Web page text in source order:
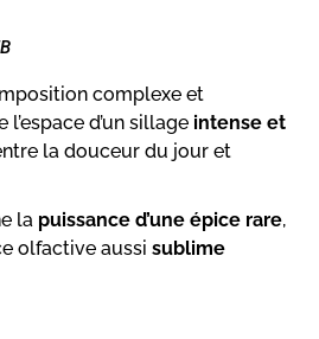
complexe et
d’un sillage intense et
la douceur du jour et
la puissance d’une épice rare,
olfactive aussisublime